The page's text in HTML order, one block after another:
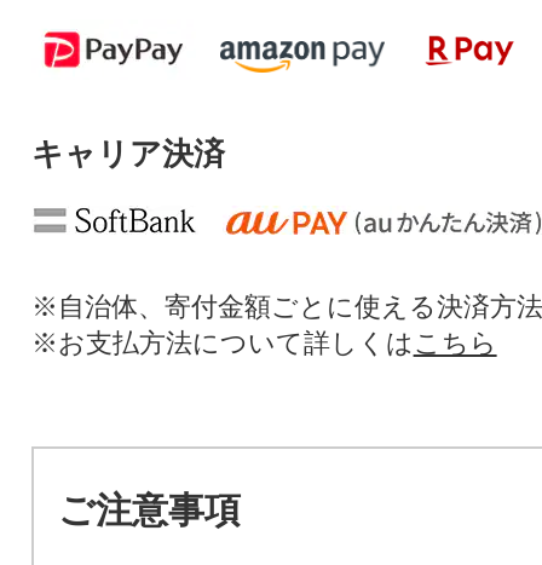
キャリア決済
※自治体、寄付金額ごとに使える決済方
※お支払方法について詳しくは こちら
ご注意事項